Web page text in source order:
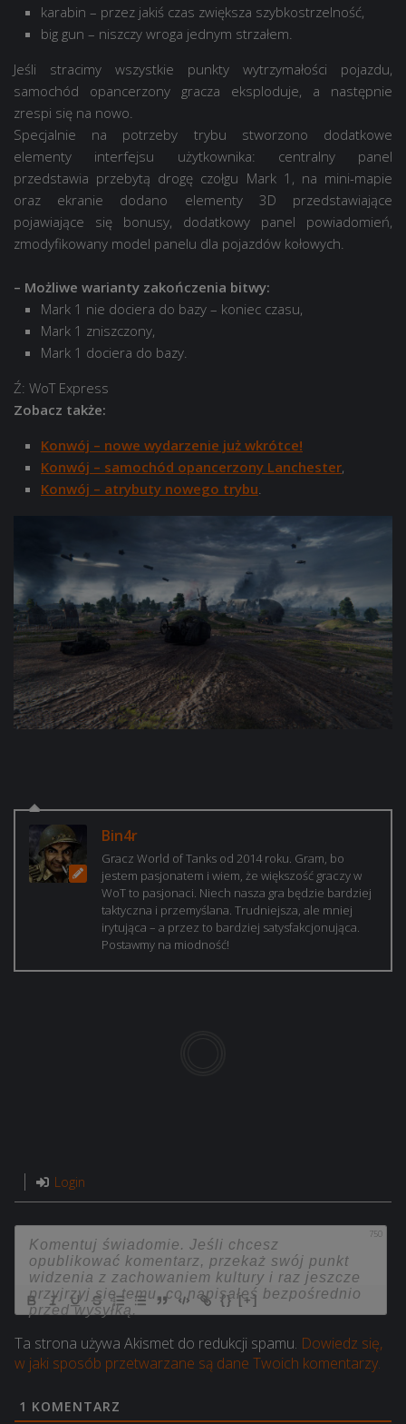
karabin – przez jakiś czas zwiększa szybkostrzelność,
big gun – niszczy wroga jednym strzałem.
Jeśli stracimy wszystkie punkty wytrzymałości pojazdu,
samochód opancerzony gracza eksploduje, a następnie
zrespi się na nowo.
Specjalnie na potrzeby trybu stworzono dodatkowe
elementy interfejsu użytkownika: centralny panel
przedstawia przebytą drogę czołgu Mark 1, na mini-mapie
oraz ekranie dodano elementy 3D przedstawiające
pojawiające się bonusy, dodatkowy panel powiadomień,
zmodyfikowany model panelu dla pojazdów kołowych.
– Możliwe warianty zakończenia bitwy:
Mark 1 nie dociera do bazy – koniec czasu,
Mark 1 zniszczony,
Mark 1 dociera do bazy.
Ź: WoT Express
Zobacz także:
Konwój – nowe wydarzenie już wkrótce!
Konwój – samochód opancerzony Lanchester,
Konwój – atrybuty nowego trybu.
Bin4r
Gracz World of Tanks od 2014 roku. Gram, bo
jestem pasjonatem i wiem, że większość graczy w
WoT to pasjonaci. Niech nasza gra będzie bardziej
taktyczna i przemyślana. Trudniejsza, ale mniej
irytująca – a przez to bardziej satysfakcjonująca.
Postawmy na miodność!
Login
750
{} [+]
Ta strona używa Akismet do redukcji spamu. Dowiedz się,
w jaki sposób przetwarzane są dane Twoich komentarzy.
1 KOMENTARZ